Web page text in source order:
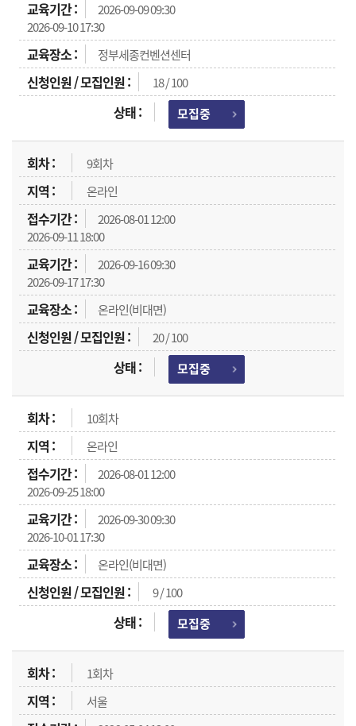
2026-09-09 09:30
2026-09-10 17:30
정부세종컨벤션센터
18 / 100
모집중
9회차
온라인
2026-08-01 12:00
2026-09-11 18:00
2026-09-16 09:30
2026-09-17 17:30
온라인(비대면)
20 / 100
모집중
10회차
온라인
2026-08-01 12:00
2026-09-25 18:00
2026-09-30 09:30
2026-10-01 17:30
온라인(비대면)
9 / 100
모집중
1회차
서울